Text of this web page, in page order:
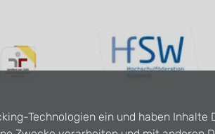
Technologien ein und haben